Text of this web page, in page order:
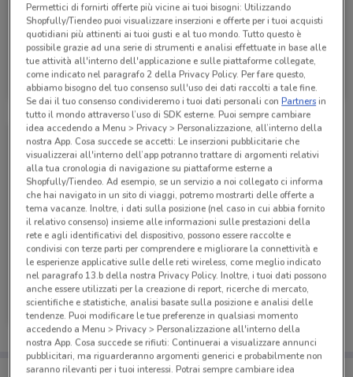
B di Bimbi
Scade il 30/08 2.3 km
B di Bimbi
Scade il 31/12 2.3 km
Porta DoveConviene sempre con te!
Permettici di fornirti offerte più vicine ai tuoi bisogni: Utilizzando
Shopfully/Tiendeo puoi visualizzare inserzioni e offerte per i tuoi acquisti
quotidiani più attinenti ai tuoi gusti e al tuo mondo. Tutto questo è
possibile grazie ad una serie di strumenti e analisi effettuate in base alle
tue attività all'interno dell'applicazione e sulle piattaforme collegate,
come indicato nel paragrafo 2 della Privacy Policy. Per fare questo,
abbiamo bisogno del tuo consenso sull'uso dei dati raccolti a tale fine.
Se dai il tuo consenso condivideremo i tuoi dati personali conPartnersin
tutto il mondo attraverso l’uso di SDK esterne. Puoi sempre cambiare
idea accedendo a Menu > Privacy > Personalizzazione, all’interno della
nostra App. Cosa succede se accetti: Le inserzioni pubblicitarie che
visualizzerai all'interno dell’app potranno trattare di argomenti relativi
alla tua cronologia di navigazione su piattaforme esterne a
Shopfully/Tiendeo. Ad esempio, se un servizio a noi collegato ci informa
che hai navigato in un sito di viaggi, potremo mostrarti delle offerte a
tema vacanze. Inoltre, i dati sulla posizione (nel caso in cui abbia fornito
il relativo consenso) insieme alle informazioni sulle prestazioni della
rete e agli identificativi del dispositivo, possono essere raccolte e
condivisi con terze parti per comprendere e migliorare la connettività e
le esperienze applicative sulle delle reti wireless, come meglio indicato
nel paragrafo 13.b della nostra Privacy Policy. Inoltre, i tuoi dati possono
anche essere utilizzati per la creazione di report, ricerche di mercato,
scientifiche e statistiche, analisi basate sulla posizione e analisi delle
tendenze. Puoi modificare le tue preferenze in qualsiasi momento
accedendo a Menu > Privacy > Personalizzazione all'interno della
nostra App. Cosa succede se rifiuti: Continuerai a visualizzare annunci
pubblicitari, ma riguarderanno argomenti generici e probabilmente non
saranno rilevanti per i tuoi interessi. Potrai sempre cambiare idea